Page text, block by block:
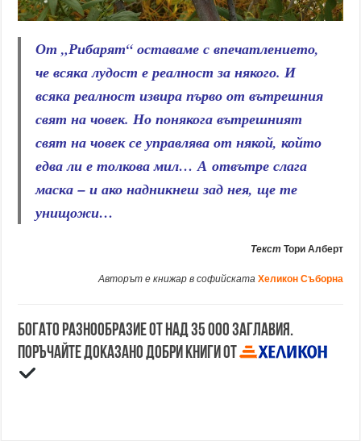
От „Рибарят“ оставаме с впечатлението,
че всяка лудост е реалност за някого. И
всяка реалност извира първо от вътрешния
свят на човек. Но понякога вътрешният
свят на човек се управлява от някой, който
едва ли е толкова мил… А отвътре слага
маска – и ако надникнеш зад нея, ще те
унищожи…
Текст Тори Алберт
Авторът е книжар в софийската Хеликон Съборна
Богато разнообразие от над 35 000 заглавия.
Поръчайте доказано добри книги от